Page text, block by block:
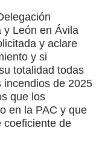
y León en Ávila
y aclare
y si
totalidad todas
incendios de 2025
que los
en la PAC y que
coeficiente de